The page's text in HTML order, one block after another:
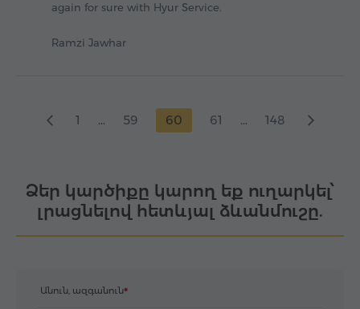
again for sure with Hyur Service.
Ramzi Jawhar
1 ... 59 60 61 ... 148
Ձեր կարծիքը կարող եք ուղարկել՝
լրացնելով հետևյալ ձևանմուշը.
Անուն, ազգանուն